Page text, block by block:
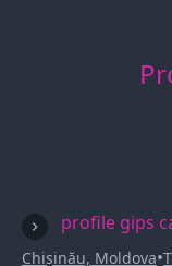
profile gips
Chișinău, Moldova•